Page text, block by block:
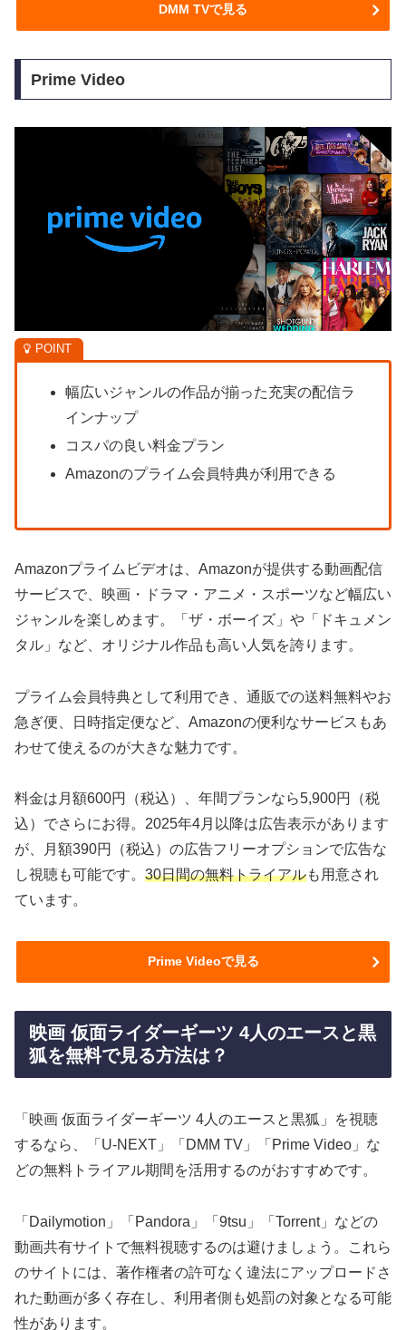
DMM TVで見る
Prime Video
幅広いジャンルの作品が揃った充実の配信ラ
インナップ
コスパの良い料金プラン
Amazonのプライム会員特典が利用できる
Amazonプライムビデオは、Amazonが提供する動画配信
サービスで、映画・ドラマ・アニメ・スポーツなど幅広い
ジャンルを楽しめます。「ザ・ボーイズ」や「ドキュメン
タル」など、オリジナル作品も高い人気を誇ります。
プライム会員特典として利用でき、通販での送料無料やお
急ぎ便、日時指定便など、Amazonの便利なサービスもあ
わせて使えるのが大きな魅力です。
料金は月額600円（税込）、年間プランなら5,900円（税
込）でさらにお得。2025年4月以降は広告表示があります
が、月額390円（税込）の広告フリーオプションで広告な
し視聴も可能です。 30日間の無料トライアルも用意され
ています。
Prime Videoで見る
映画 仮面ライダーギーツ 4人のエースと黒
狐を無料で見る方法は？
「映画 仮面ライダーギーツ 4人のエースと黒狐」を視聴
するなら、「U-NEXT」「DMM TV」「Prime Video」な
どの無料トライアル期間を活用するのがおすすめです。
「Dailymotion」「Pandora」「9tsu」「Torrent」などの
動画共有サイトで無料視聴するのは避けましょう。これら
のサイトには、著作権者の許可なく違法にアップロードさ
れた動画が多く存在し、利用者側も処罰の対象となる可能
性があります。